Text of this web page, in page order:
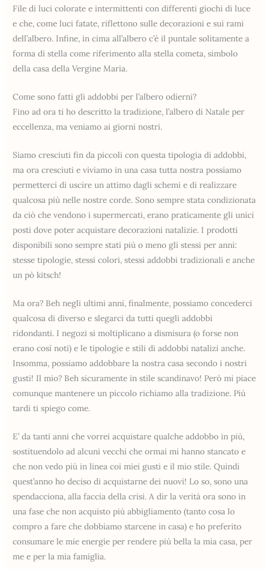
File di luci colorate e intermittenti con differenti giochi di luce
e che, come luci fatate, riflettono sulle decorazioni e sui rami
dell’albero. Infine, in cima all’albero c’è il puntale solitamente a
forma di stella come riferimento alla stella cometa, simbolo
della casa della Vergine Maria.
Come sono fatti gli addobbi per l’albero odierni?
Fino ad ora ti ho descritto la tradizione, l’albero di Natale per
eccellenza, ma veniamo ai giorni nostri.
Siamo cresciuti fin da piccoli con questa tipologia di addobbi,
ma ora cresciuti e viviamo in una casa tutta nostra possiamo
permetterci di uscire un attimo dagli schemi e di realizzare
qualcosa più nelle nostre corde. Sono sempre stata condizionata
da ciò che vendono i supermercati, erano praticamente gli unici
posti dove poter acquistare decorazioni natalizie. I prodotti
disponibili sono sempre stati più o meno gli stessi per anni:
stesse tipologie, stessi colori, stessi addobbi tradizionali e anche
un pò kitsch!
Ma ora? Beh negli ultimi anni, finalmente, possiamo concederci
qualcosa di diverso e slegarci da tutti quegli addobbi
ridondanti. I negozi si moltiplicano a dismisura (o forse non
erano così noti) e le tipologie e stili di addobbi natalizi anche.
Insomma, possiamo addobbare la nostra casa secondo i nostri
gusti! Il mio? Beh sicuramente in stile scandinavo! Però mi piace
comunque mantenere un piccolo richiamo alla tradizione. Più
tardi ti spiego come.
E’ da tanti anni che vorrei acquistare qualche addobbo in più,
sostituendolo ad alcuni vecchi che ormai mi hanno stancato e
che non vedo più in linea coi miei gusti e il mio stile. Quindi
quest’anno ho deciso di acquistarne dei nuovi! Lo so, sono una
spendacciona, alla faccia della crisi. A dir la verità ora sono in
una fase che non acquisto più abbigliamento (tanto cosa lo
compro a fare che dobbiamo starcene in casa) e ho preferito
consumare le mie energie per rendere più bella la mia casa, per
me e per la mia famiglia.